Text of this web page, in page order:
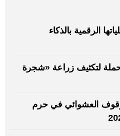
الرقمية بالذكاء
لتكثيف زراعة «شجرة
للوقوف العشوائي في حرم